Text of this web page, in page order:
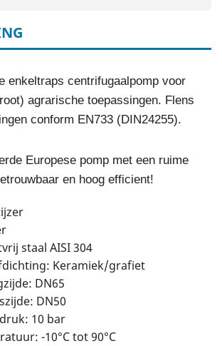
enkeltraps centrifugaalpomp voor
agrarische toepassingen. Flens
conform EN733 (DIN24255).
Europese pomp met een ruime
en hoog efficient!
staal AISI 304
Keramiek/grafiet
DN65
DN50
10 bar
-10°C tot 90°C